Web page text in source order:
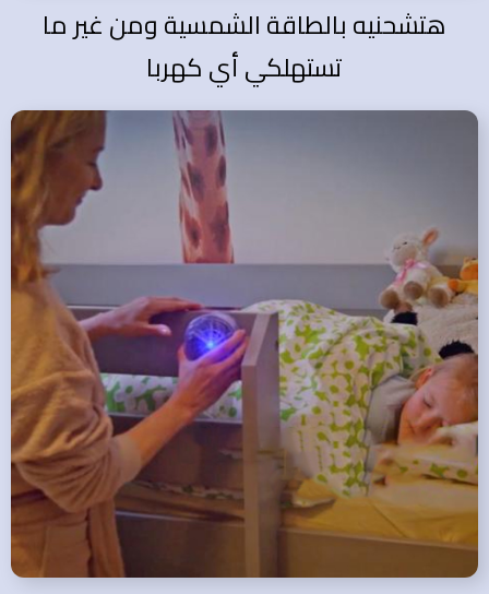
هتشحنيه بالطاقة الشمسية ومن غير ما
تستهلكي أي كهربا